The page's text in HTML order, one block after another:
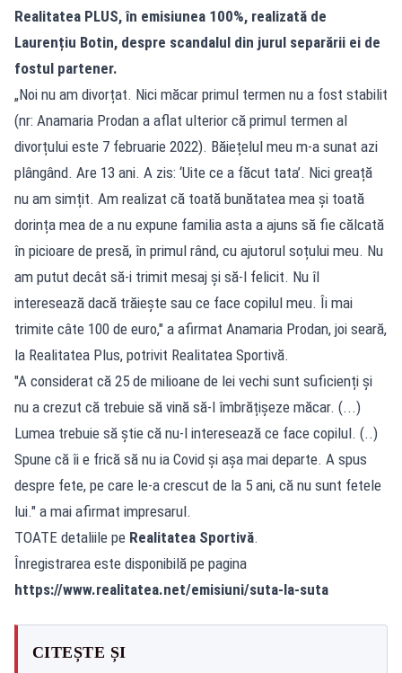
Realitatea PLUS, în emisiunea 100%, realizată de
Laurențiu Botin, despre scandalul din jurul separării ei de
fostul partener.
„Noi nu am divorțat. Nici măcar primul termen nu a fost stabilit
(nr: Anamaria Prodan a aflat ulterior că primul termen al
divorțului este 7 februarie 2022). Băiețelul meu m-a sunat azi
plângând. Are 13 ani. A zis: ‘Uite ce a făcut tata’. Nici greață
nu am simțit. Am realizat că toată bunătatea mea și toată
dorința mea de a nu expune familia asta a ajuns să fie călcată
în picioare de presă, în primul rând, cu ajutorul soțului meu. Nu
am putut decât să-i trimit mesaj și să-l felicit. Nu îl
interesează dacă trăiește sau ce face copilul meu. Îi mai
trimite câte 100 de euro," a afirmat Anamaria Prodan, joi seară,
la Realitatea Plus, potrivit Realitatea Sportivă.
"A considerat că 25 de milioane de lei vechi sunt suficienți și
nu a crezut că trebuie să vină să-l îmbrățișeze măcar. (...)
Lumea trebuie să știe că nu-l interesează ce face copilul. (..)
Spune că îi e frică să nu ia Covid și așa mai departe. A spus
despre fete, pe care le-a crescut de la 5 ani, că nu sunt fetele
lui." a mai afirmat impresarul.
TOATE detaliile pe Realitatea Sportivă.
Înregistrarea este disponibilă pe pagina
https://www.realitatea.net/emisiuni/suta-la-suta
CITEȘTE ȘI